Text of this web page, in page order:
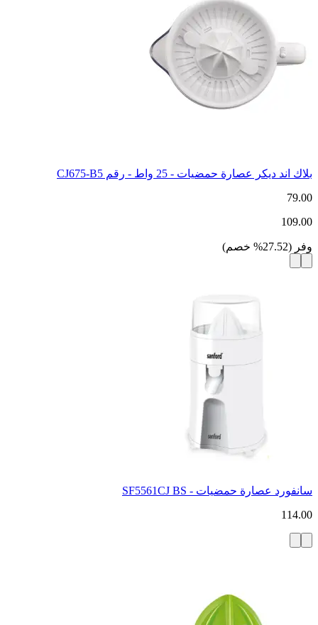
بلاك اند ديكر عصارة حمضيات - 25 واط - رقم CJ675-B5
79.00
109.00
وفر (
27.52
% خصم)
سانفورد عصارة حمضيات - SF5561CJ BS
114.00